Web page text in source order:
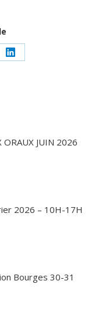
Partager
ORAUX JUIN 2026
2026 – 10H-17H
Bourges 30-31